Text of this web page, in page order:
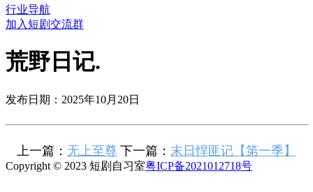
行业导航
加入短剧交流群
荒野日记.
发布日期：2025年10月20日
上一篇： 无上至尊 下一篇： 末日悍匪记【第一季】
Copyright © 2023 短剧自习室粤ICP备2021012718号